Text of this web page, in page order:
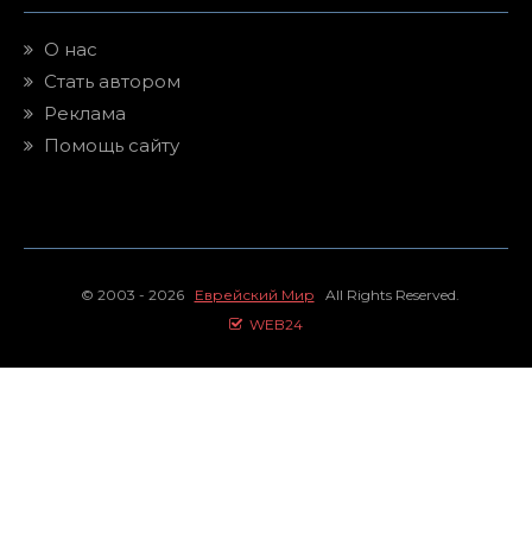
О нас
Стать автором
Реклама
Помощь сайту
© 2003 - 2026 Еврейский Мир All Rights Reserved.
WEB24